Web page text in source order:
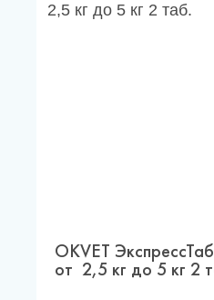
OKVET
от 2,5 кг до 5 кг 2